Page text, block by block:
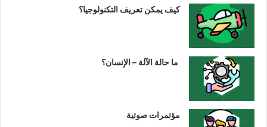
كيف يمكن تعريف التكنولوجيا؟
ما حالة الآلة – الإنسان؟
مؤتمرات صوتية